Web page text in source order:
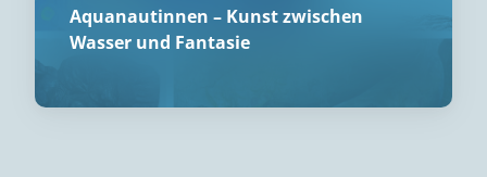
Aquanautinnen – Kunst zwischen
Wasser und Fantasie